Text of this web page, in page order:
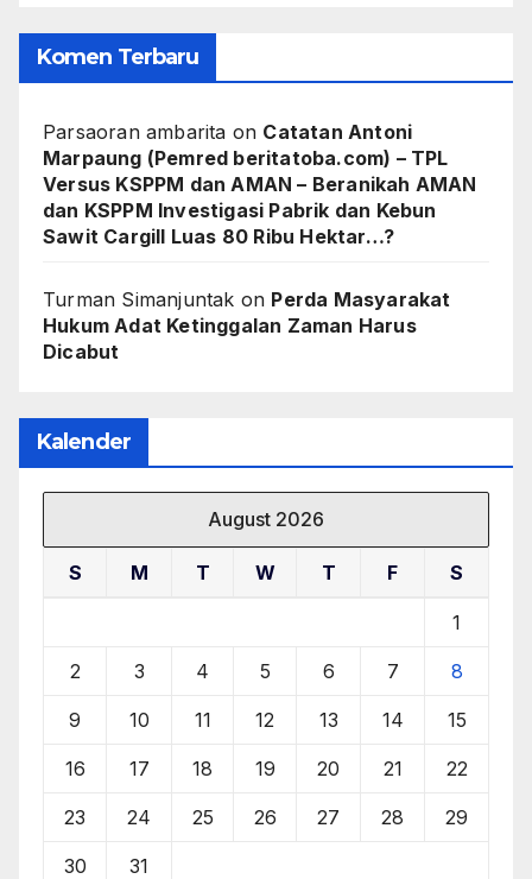
Komen Terbaru
Parsaoran ambarita on Catatan Antoni
Marpaung (Pemred beritatoba.com) – TPL
Versus KSPPM dan AMAN – Beranikah AMAN
dan KSPPM Investigasi Pabrik dan Kebun
Sawit Cargill Luas 80 Ribu Hektar…?
Turman Simanjuntak on Perda Masyarakat
Hukum Adat Ketinggalan Zaman Harus
Dicabut
Kalender
August 2026
S M T W T F S
1
2 3 4 5 6 7 8
9 10 11 12 13 14 15
16 17 18 19 20 21 22
23 24 25 26 27 28 29
30 31